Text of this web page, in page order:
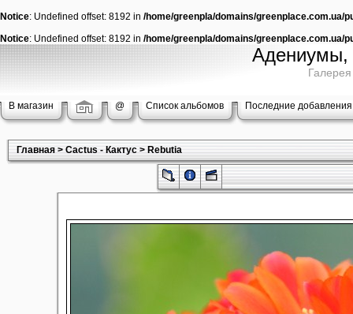
Notice: Undefined offset: 8192 in /home/greenpla/domains/greenplace.com.ua/
Notice: Undefined offset: 8192 in /home/greenpla/domains/greenplace.com.ua/
Адениумы,
В магазин @ Список альбомов Последние добавления
Главная>Cactus - Кактус>Rebutia